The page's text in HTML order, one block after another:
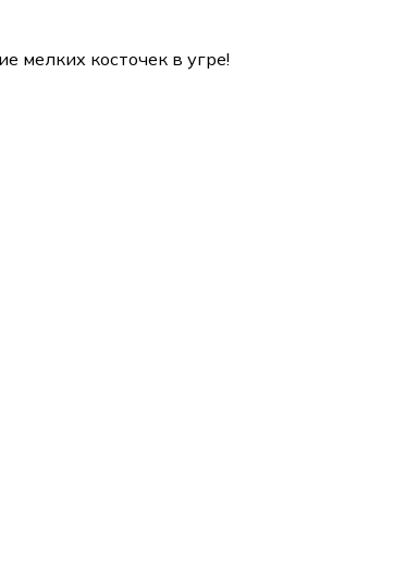
мелких косточек в угре!